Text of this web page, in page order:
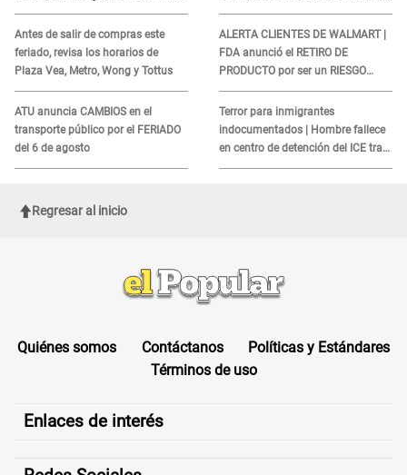
Antes de salir de compras este
feriado, revisa los horarios de
Plaza Vea, Metro, Wong y Tottus
ATU anuncia CAMBIOS en el
transporte público por el FERIADO
del 6 de agosto
ALERTA CLIENTES DE WALMART |
FDA anunció el RETIRO DE
PRODUCTO por ser un RIESGO
MORTAL para consumidores: ¿Cuál
es?
Terror para inmigrantes
indocumentados | Hombre fallece
en centro de detención del ICE tras
sufrir una "emergencia médica"
Regresar al inicio
Quiénes somos Contáctanos
Políticas y Estándares
Términos de uso
Enlaces de interés